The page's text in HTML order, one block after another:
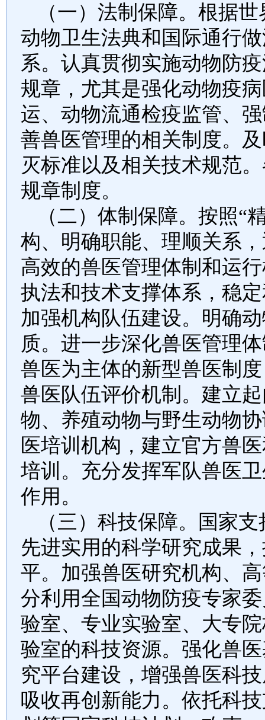
（一）法制保障。根据世
动物卫生法典和国际通行
系。认真贯彻实施动物防
规章，尤其是强化动物疫
运、动物流通检疫监管、
善兽医管理的相关制度。
灭标准以及相关技术规范
规章制度。
（二）体制保障。按照“
构、明确职能、理顺关系
高效的兽医管理体制和运
执法和技术支撑体系，稳
加强机构队伍建设。明确
质。进一步深化兽医管理
兽医为主体的新型兽医制
兽医队伍评价机制。建立
物、养殖动物与野生动物
医培训机构，建立官方兽
培训。充分发挥军队兽医
作用。
（三）科技保障。
国家
先进实用的科学研究成果
平。加强兽医研究机构、
分利用全国动物防疫专家
验室、专业实验室、大专
验室的科技资源。强化兽
究平台建设，增强兽医科
吸收再创新能力。依托科